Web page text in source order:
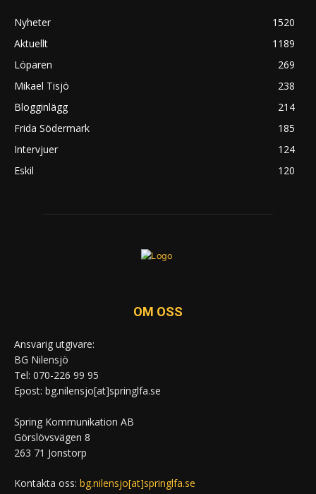
Nyheter
1520
Aktuellt
1189
Löparen
269
Mikael Tisjö
238
Blogginlägg
214
Frida Södermark
185
Intervjuer
124
Eskil
120
OM OSS
Ansvarig utgivare:
BG Nilensjö
Tel: 070-226 99 95
Epost: bg.nilensjo[at]springlfa.se
Spring Kommunikation AB
Görslövsvägen 8
263 71 Jonstorp
Kontakta oss: bg.nilensjo[at]springlfa.se